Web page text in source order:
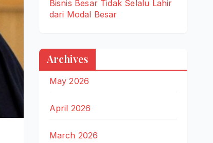
Bisnis Besar Tidak Selalu Lahir
dari Modal Besar
Archives
May 2026
April 2026
March 2026